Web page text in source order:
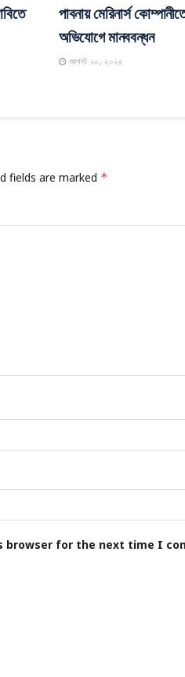
পাবনায় মেরিনার্স
অভিযোগে মানববন্ধন
আগস্ট ২০, ২০২৫
fields are marked *
browser for the next time I